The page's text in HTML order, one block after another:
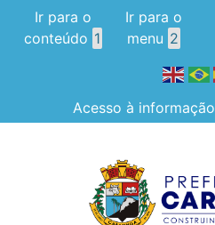
Ir para o
conteúdo 1
Ir para o
menu 2
Acesso à informação